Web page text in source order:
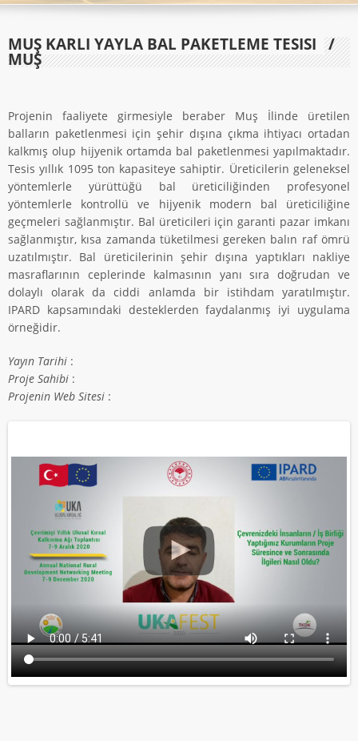
MUŞ KARLI YAYLA BAL PAKETLEME TESISI /
MUŞ
Projenin faaliyete girmesiyle beraber Muş İlinde üretilen
balların paketlenmesi için şehir dışına çıkma ihtiyacı ortadan
kalkmış olup hijyenik ortamda bal paketlenmesi yapılmaktadır.
Tesis yıllık 1095 ton kapasiteye sahiptir. Üreticilerin geleneksel
yöntemlerle yürüttüğü bal üreticiliğinden profesyonel
yöntemlerle kontrollü ve hijyenik modern bal üreticiliğine
geçmeleri sağlanmıştır. Bal üreticileri için garanti pazar imkanı
sağlanmıştır, kısa zamanda tüketilmesi gereken balın raf ömrü
uzatılmıştır. Bal üreticilerinin şehir dışına yaptıkları nakliye
masraflarının ceplerinde kalmasının yanı sıra doğrudan ve
dolaylı olarak da ciddi anlamda bir istihdam yaratılmıştır.
IPARD kapsamındaki desteklerden faydalanmış iyi uygulama
örneğidir.
Yayın Tarihi :
Proje Sahibi :
Projenin Web Sitesi :